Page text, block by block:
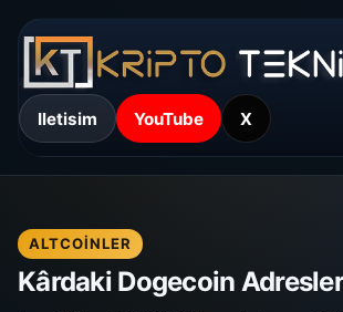
Iletisim YouTube X
ALTCOINLER
Kârdaki Dogecoin